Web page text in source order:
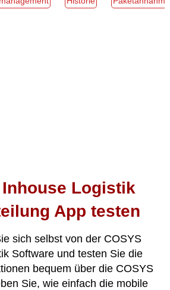
Inhouse Logistik
App testen
sich selbst von der COSYS
Software und testen Sie die
bequem über die COSYS
Sie, wie einfach die mobile